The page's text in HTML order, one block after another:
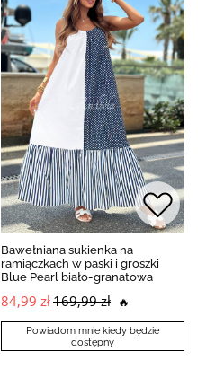
Bawełniana sukienka na
ramiączkach w paski i groszki
Blue Pearl biało-granatowa
84,99 zł169,99 zł 🔥
Powiadom mnie kiedy będzie
dostępny